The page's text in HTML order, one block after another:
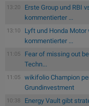
13:20
Erste Group und RBI
kommentierter ...
13:10
Lyft und Honda Motor
kommentierter ...
11:05
Fear of missing out
Techn...
11:05
wikifolio Champion
Grundinvestment
10:38
Energy Vault gibt